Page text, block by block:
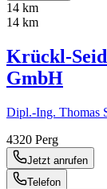
14 km
14 km
Krückl-
GmbH
Dipl.-Ing. Thomas
4320 Perg
Jetzt anrufen
Telefon